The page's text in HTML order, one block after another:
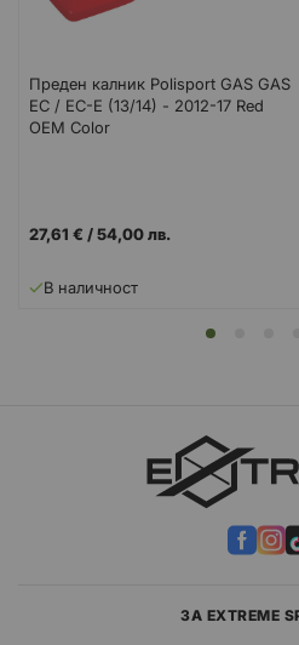
Преден калник Polisport GAS GAS
EC / EC-E (13/14) - 2012-17 Red
OEM Color
27,61 € /54,00 лв.
В наличност
ЗА EXTREME